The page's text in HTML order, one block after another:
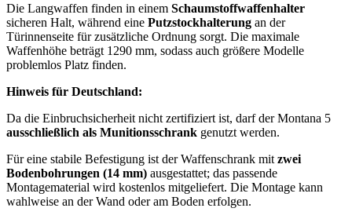
Die Langwaffen finden in einem Schaumstoffwaffenhalter
sicheren Halt, während eine Putzstockhalterung an der
Türinnenseite für zusätzliche Ordnung sorgt. Die maximale
Waffenhöhe beträgt 1290 mm, sodass auch größere Modelle
problemlos Platz finden.
Hinweis für Deutschland:
Da die Einbruchsicherheit nicht zertifiziert ist, darf der Montana 5
ausschließlich als Munitionsschrank genutzt werden.
Für eine stabile Befestigung ist der Waffenschrank mit zwei
Bodenbohrungen (14 mm) ausgestattet; das passende
Montagematerial wird kostenlos mitgeliefert. Die Montage kann
wahlweise an der Wand oder am Boden erfolgen.